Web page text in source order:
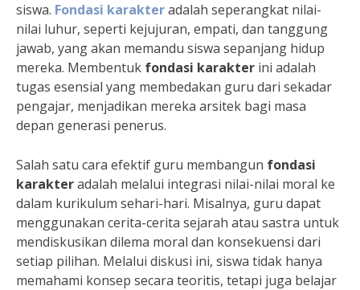
siswa. Fondasi karakteradalah seperangkat nilai-
nilai luhur, seperti kejujuran, empati, dan tanggung
jawab, yang akan memandu siswa sepanjang hidup
mereka. Membentuk fondasi karakter ini adalah
tugas esensial yang membedakan guru dari sekadar
pengajar, menjadikan mereka arsitek bagi masa
depan generasi penerus.
Salah satu cara efektif guru membangun fondasi
karakteradalah melalui integrasi nilai-nilai moral ke
dalam kurikulum sehari-hari. Misalnya, guru dapat
menggunakan cerita-cerita sejarah atau sastra untuk
mendiskusikan dilema moral dan konsekuensi dari
setiap pilihan. Melalui diskusi ini, siswa tidak hanya
memahami konsep secara teoritis, tetapi juga belajar